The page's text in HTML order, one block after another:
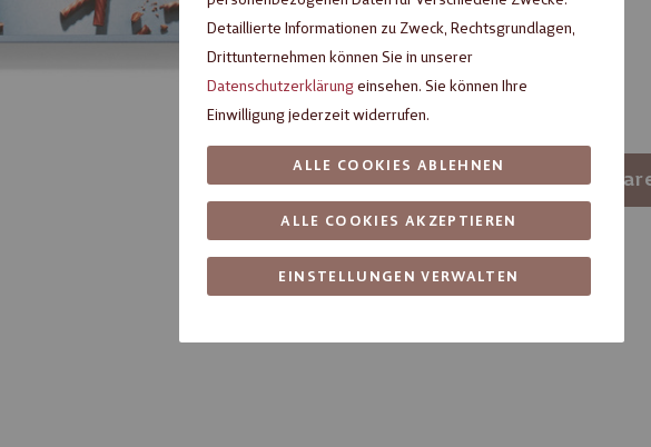
Verpackungseinheit
1
- + In den
Artikelnummer:61000072
Fragen zum Produkt?
Detaillierte Informationen zu Zweck, Rechtsgrundlagen,
Drittunternehmen können Sie in unserer
Datenschutzerklärungeinsehen. Sie können Ihre
Einwilligung jederzeit widerrufen.
EINSTELLUNGEN VERWALTEN
ALLE COOKIES AKZEPTIEREN
ALLE COOKIES ABLEHNEN